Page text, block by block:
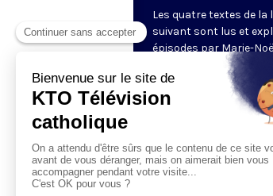
Les quatre textes de
suivant sont lus et
épisodes par Marie-
simples et lumineux
Révélation biblique,
Luc appelle «
Chaque jour, vivez
Lundi, la première
mercredi, la deuxième
l’Évangile ; vendredi,